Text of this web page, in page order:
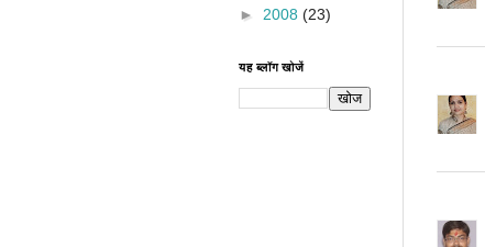
► 2008 (23)
यह ब्लॉग खोजें